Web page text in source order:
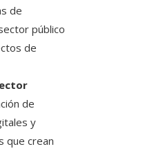
de
público
de
de
y
que crean